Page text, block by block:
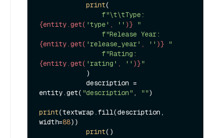
print(
{entity.get( 'type' , '' )} "
{entity.get( 'release_year' , '' )} "
{entity.get( 'rating' , '' )}"
entity.get( "description" , "")
print(textwrap.fill(description,
width=88))
print()